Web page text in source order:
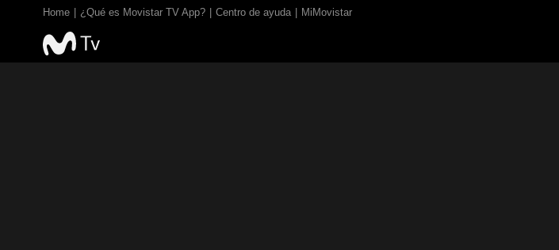
Home ¿Qué es Movistar TV App? Centro de ayuda MiMovistar